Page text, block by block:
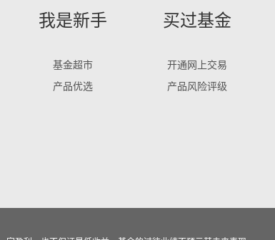
我是新手
基金超市
产品优选
买过基金
开通网上交易
产品风险评级